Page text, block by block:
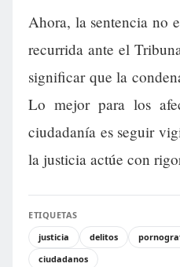
Ahora, la sentencia no
recurrida ante el
significar que la
Lo mejor para los
ciudadanía es seguir
la justicia actúe con
ETIQUETAS
justicia
delitos
ciudadanos